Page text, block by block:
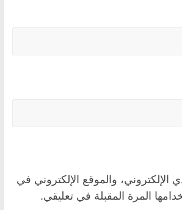
والموقع الإلكتروني في
المرة المقبلة في تعليقي.